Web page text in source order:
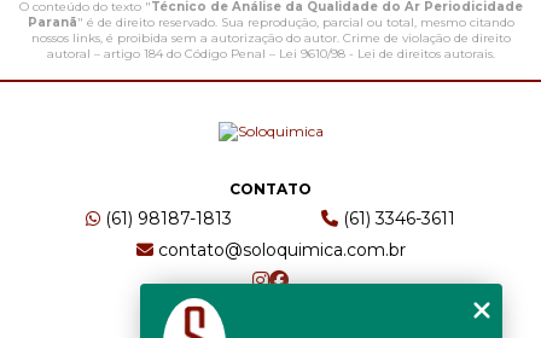
O conteúdo do texto "Técnico de Análise da Qualidade do Ar Periodicidade
Paranã" é de direito reservado. Sua reprodução, parcial ou total, mesmo citando
nossos links, é proibida sem a autorização do autor. Crime de violação de direito
autoral – artigo 184 do Código Penal – Lei 9610/98 - Lei de direitos autorais.
CONTATO
(61) 98187-1813
(61) 3346-3611
contato@soloquimica.com.br